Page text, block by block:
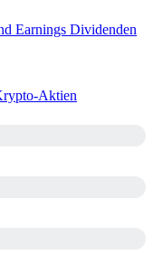
Earnings Dividenden
Aktien